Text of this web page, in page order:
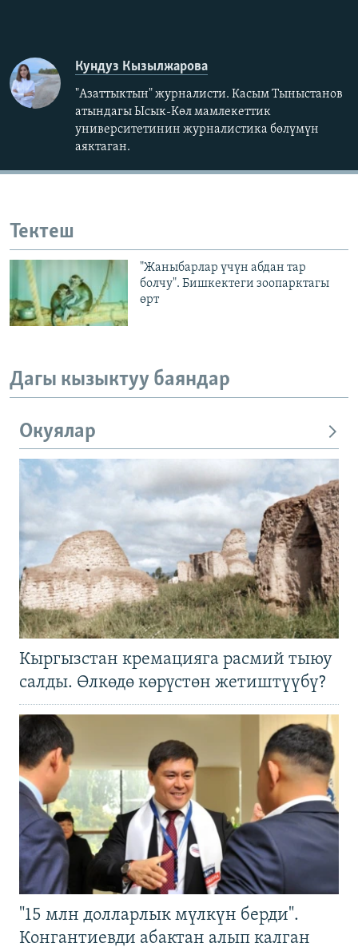
Кундуз Кызылжарова
"Азаттыктын" журналисти. Касым Тыныстанов
атындагы Ысык-Көл мамлекеттик
университетинин журналистика бөлүмүн
аяктаган.
Тектеш
"Жаныбарлар үчүн абдан тар
болчу". Бишкектеги зоопарктагы
өрт
Дагы кызыктуу баяндар
Окуялар
Кыргызстан кремацияга расмий тыюу
салды. Өлкөдө көрүстөн жетиштүүбү?
"15 млн долларлык мүлкүн берди".
Конгантиевди абактан алып калган